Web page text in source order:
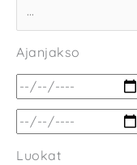
Ajanjakso
Luokat